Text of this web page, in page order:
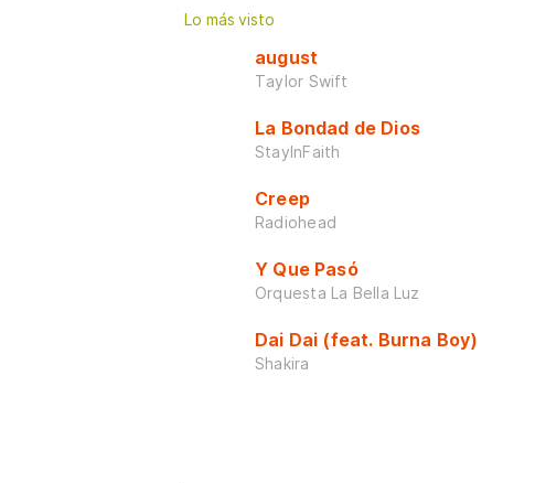
Lo más visto
august
Taylor Swift
La Bondad de Dios
StayInFaith
Creep
Radiohead
Y Que Pasó
Orquesta La Bella Luz
Dai Dai (feat. Burna Boy)
Shakira